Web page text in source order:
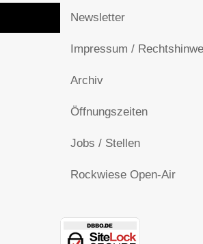
Newsletter
Impressum /
Archiv
Öffnungszeiten
Jobs / Stellen
Rockwiese Open-Air